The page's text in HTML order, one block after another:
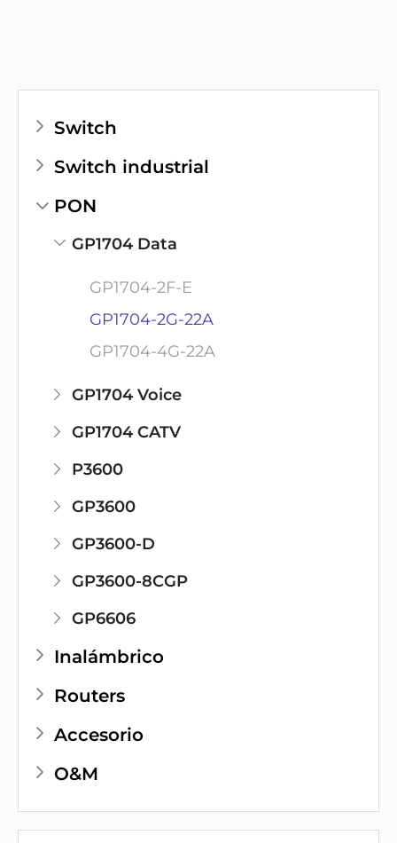
Switch
Switch industrial
PON
GP1704 Data
GP1704-2F-E
GP1704-2G-22A
GP1704-4G-22A
GP1704 Voice
GP1704 CATV
P3600
GP3600
GP3600-D
GP3600-8CGP
GP6606
Inalámbrico
Routers
Accesorio
O&M